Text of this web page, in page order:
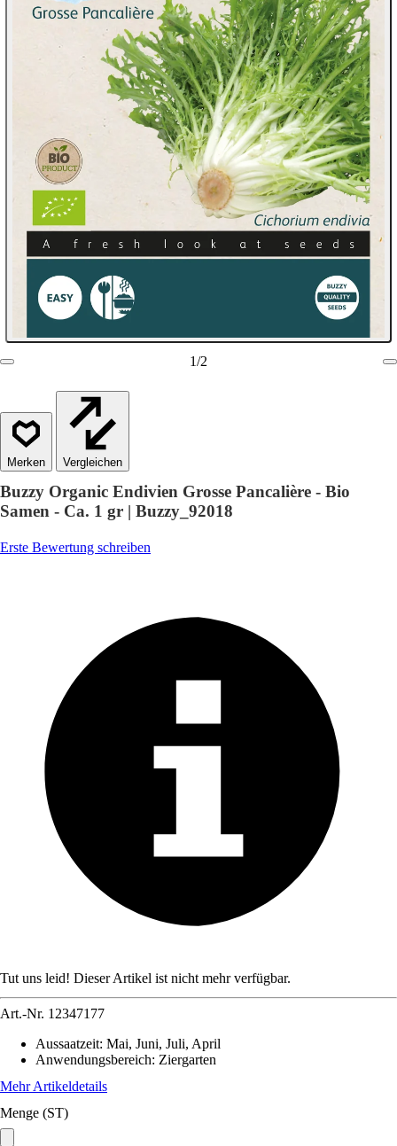
1/2
Vergleichen
Buzzy Organic Endivien Grosse Pancalière - Bio
Samen - Ca. 1 gr | Buzzy_92018
Erste Bewertung schreiben
Tut uns leid! Dieser Artikel ist nicht mehr verfügbar.
Art.-Nr. 12347177
Aussaatzeit: Mai, Juni, Juli, April
Anwendungsbereich: Ziergarten
Mehr Artikeldetails
Menge (ST)